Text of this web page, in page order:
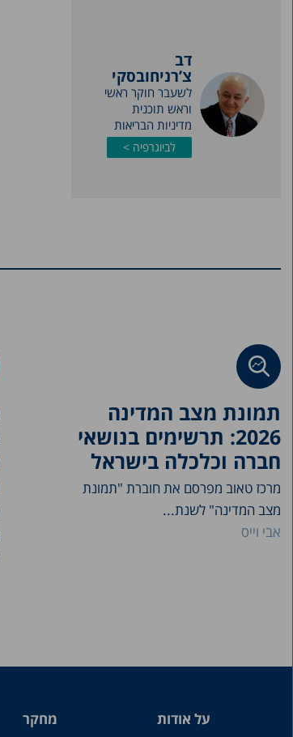
דב
צ’רניחובסקי
לשעבר חוקר ראשי
וראש תוכנית
מדיניות הבריאות
לביוגרפיה >
תמונת מצב המדינה
2026: תרשימים בנושאי
חברה וכלכלה בישראל
מרכז טאוב מפרסם את חוברת "תמונת
מצב המדינה" לשנת...
אבי וייס
על אודות מחקר